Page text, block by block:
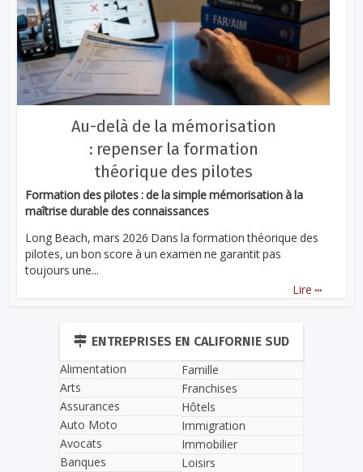
Au-delà de la mémorisation
: repenser la formation
théorique des pilotes
Formation des pilotes : de la simple mémorisation à la
maîtrise durable des connaissances
Long Beach, mars 2026 Dans la formation théorique des
pilotes, un bon score à un examen ne garantit pas
toujours une...
Lire ...
ENTREPRISES EN CALIFORNIE SUD
Alimentation
Arts
Assurances
Auto Moto
Avocats
Banques
Famille
Franchises
Hôtels
Immigration
Immobilier
Loisirs